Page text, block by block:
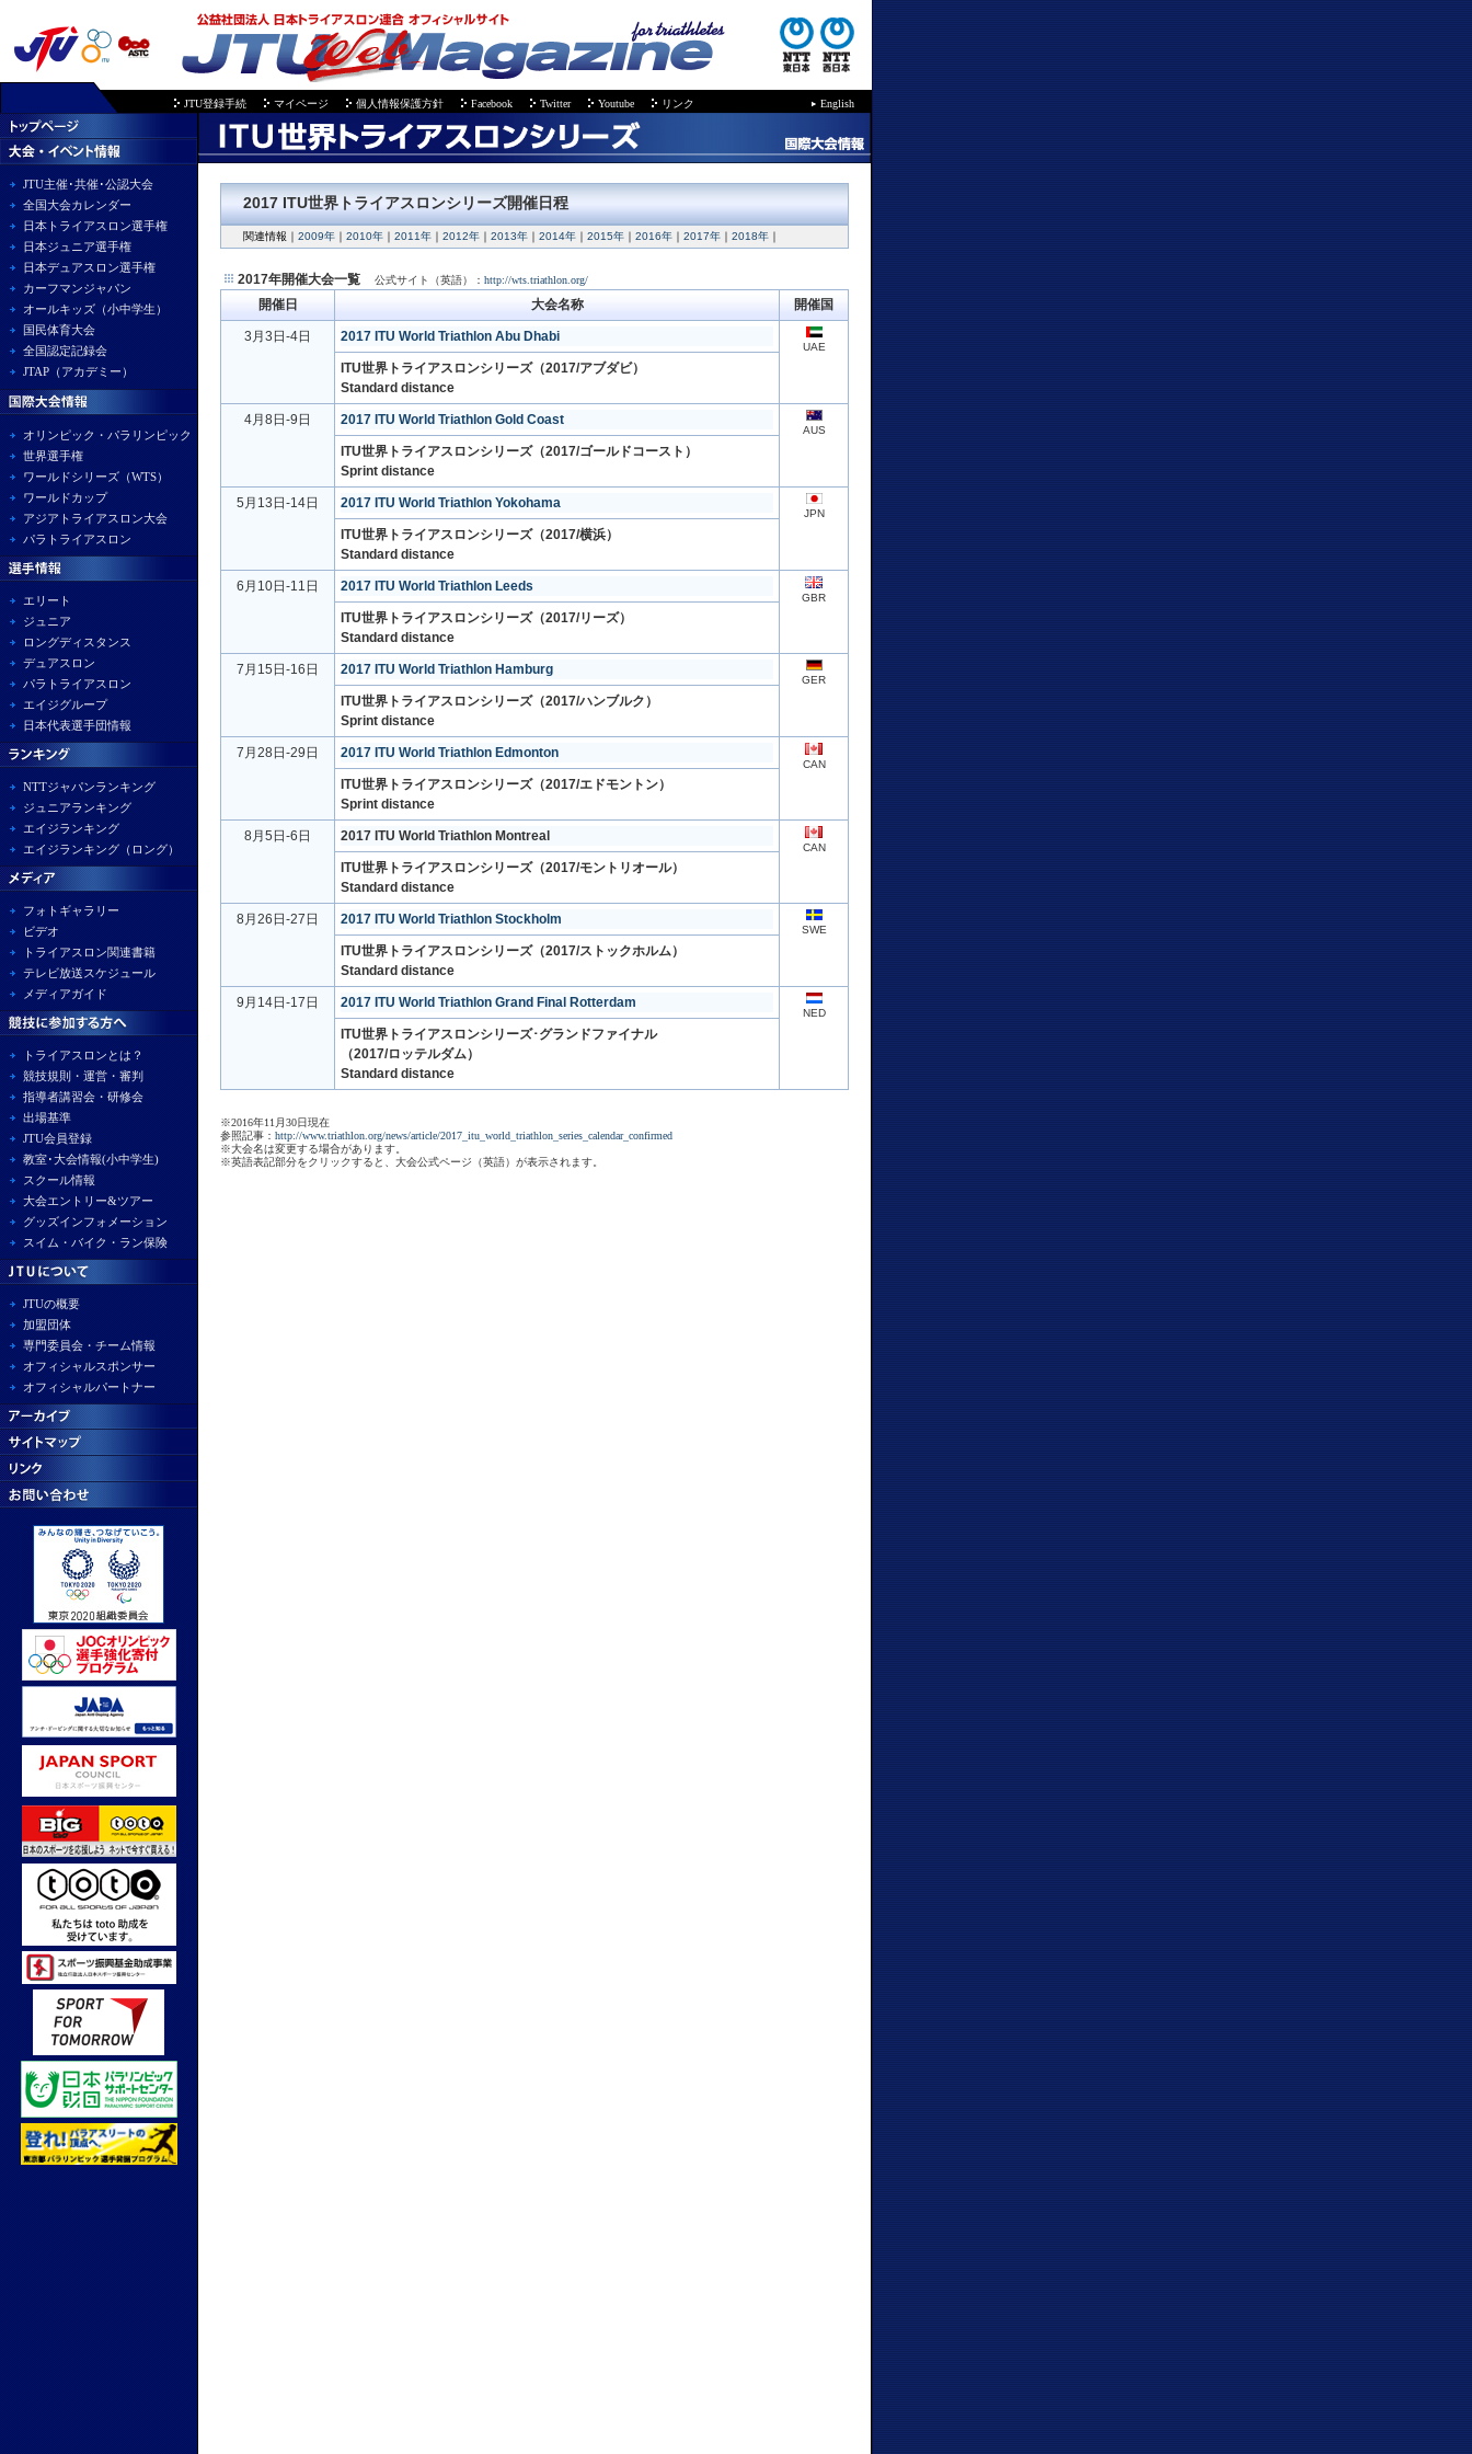
JTU登録手続 マイページ 個人情報保護方針 Facebook Twitter Youtube リンク English
JTU主催･共催･公認大会
全国大会カレンダー
日本トライアスロン選手権
日本ジュニア選手権
日本デュアスロン選手権
カーフマンジャパン
オールキッズ（小中学生）
国民体育大会
全国認定記録会
JTAP（アカデミー）
オリンピック・パラリンピック
世界選手権
ワールドシリーズ（WTS）
ワールドカップ
アジアトライアスロン大会
パラトライアスロン
エリート
ジュニア
ロングディスタンス
デュアスロン
パラトライアスロン
エイジグループ
日本代表選手団情報
NTTジャパンランキング
ジュニアランキング
エイジランキング
エイジランキング（ロング）
フォトギャラリー
ビデオ
トライアスロン関連書籍
テレビ放送スケジュール
メディアガイド
トライアスロンとは？
競技規則・運営・審判
指導者講習会・研修会
出場基準
JTU会員登録
教室･大会情報(小中学生)
スクール情報
大会エントリー&ツアー
グッズインフォメーション
スイム・バイク・ラン保険
JTUの概要
加盟団体
専門委員会・チーム情報
オフィシャルスポンサー
オフィシャルパートナー
2017 ITU世界トライアスロンシリーズ開催日程
関連情報 ｜ 2009年 ｜ 2010年 ｜ 2011年 ｜ 2012年 ｜ 2013年 ｜ 2014年 ｜ 2015年 ｜ 2016年 ｜ 2017年 ｜ 2018年 ｜
2017年開催大会一覧 公式サイト（英語）： http://wts.triathlon.org/
開催日 大会名称 開催国
3月3日-4日 2017 ITU World Triathlon Abu Dhabi
UAE
ITU世界トライアスロンシリーズ（2017/アブダビ）
Standard distance
4月8日-9日 2017 ITU World Triathlon Gold Coast
AUS
ITU世界トライアスロンシリーズ（2017/ゴールドコースト）
Sprint distance
5月13日-14日 2017 ITU World Triathlon Yokohama
JPN
ITU世界トライアスロンシリーズ（2017/横浜）
Standard distance
6月10日-11日 2017 ITU World Triathlon Leeds
GBR
ITU世界トライアスロンシリーズ（2017/リーズ）
Standard distance
7月15日-16日 2017 ITU World Triathlon Hamburg
GER
ITU世界トライアスロンシリーズ（2017/ハンブルク）
Sprint distance
7月28日-29日 2017 ITU World Triathlon Edmonton
CAN
ITU世界トライアスロンシリーズ（2017/エドモントン）
Sprint distance
8月5日-6日 2017 ITU World Triathlon Montreal
CAN
ITU世界トライアスロンシリーズ（2017/モントリオール）
Standard distance
8月26日-27日 2017 ITU World Triathlon Stockholm
SWE
ITU世界トライアスロンシリーズ（2017/ストックホルム）
Standard distance
9月14日-17日 2017 ITU World Triathlon Grand Final Rotterdam
NED
ITU世界トライアスロンシリーズ･グランドファイナル
（2017/ロッテルダム）
Standard distance
※2016年11月30日現在
参照記事： http://www.triathlon.org/news/article/2017_itu_world_triathlon_series_calendar_confirmed
※大会名は変更する場合があります。
※英語表記部分をクリックすると、大会公式ページ（英語）が表示されます。